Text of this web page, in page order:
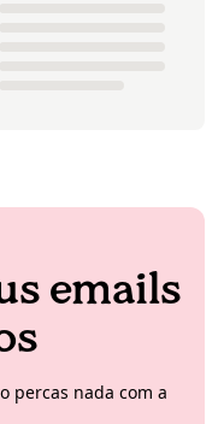
emails
percas nada com a